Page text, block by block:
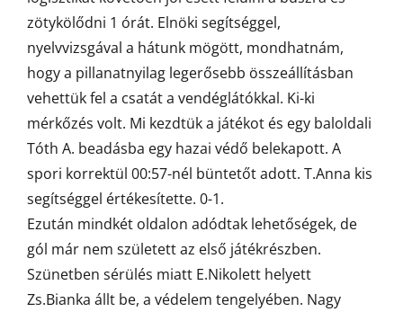
zötykölődni 1 órát. Elnöki segítséggel,
nyelvvizsgával a hátunk mögött, mondhatnám,
hogy a pillanatnyilag legerősebb összeállításban
vehettük fel a csatát a vendéglátókkal. Ki-ki
mérkőzés volt. Mi kezdtük a játékot és egy baloldali
Tóth A. beadásba egy hazai védő belekapott. A
spori korrektül 00:57-nél büntetőt adott. T.Anna kis
segítséggel értékesítette. 0-1.
Ezután mindkét oldalon adódtak lehetőségek, de
gól már nem született az első játékrészben.
Szünetben sérülés miatt E.Nikolett helyett
Zs.Bianka állt be, a védelem tengelyében. Nagy